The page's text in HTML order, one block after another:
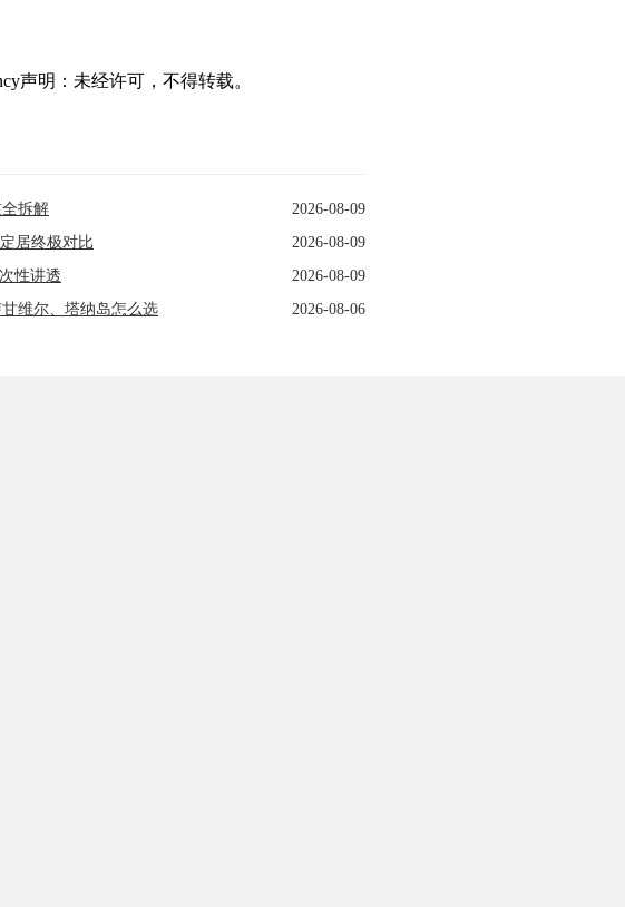
声明：未经许可，不得转载。
拆解
2026-08-09
居终极对比
2026-08-09
性讲透
2026-08-09
维尔、塔纳岛怎么选
2026-08-06